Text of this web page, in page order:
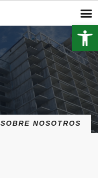
SOBRE NOSOTROS
Abrir